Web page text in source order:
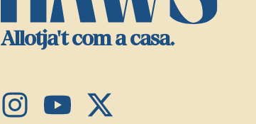
Allotja't com a casa.